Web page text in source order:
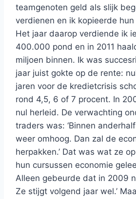
teamgenoten geld als slijk
verdienen en ik kopieerde
Het jaar daarop verdiende ik
400.000 pond en in 2011
miljoen binnen. Ik was
jaar juist gokte op de rente:
jaren voor de kredietcrisis
rond 4,5, 6 of 7 procent. In
nul herleid. De verwachting
traders was: ‘Binnen
weer omhoog. Dan zal de
herpakken.’ Dat was wat ze
hun cursussen economie
Alleen gebeurde dat in 2009
Ze stijgt volgend jaar wel.’